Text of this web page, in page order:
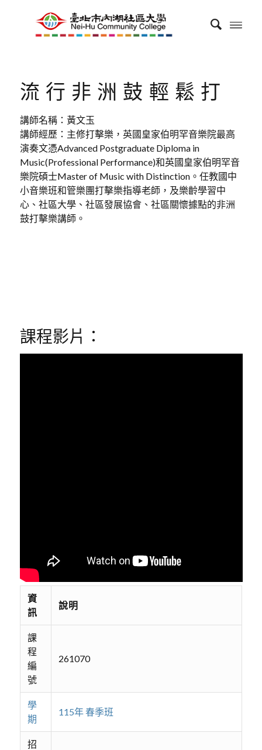
流行非洲鼓輕鬆打
講師名稱：黃文玉
講師經歷：主修打擊樂，英國皇家伯明罕音樂院最高
演奏文憑Advanced Postgraduate Diploma in
Music(Professional Performance)和英國皇家伯明罕音
樂院碩士Master of Music with Distinction。任教國中
小音樂班和管樂團打擊樂指導老師，及樂齡學習中
心、社區大學、社區發展協會、社區關懷據點的非洲
鼓打擊樂講師。
課程影片：
資
訊
說明
課
程
編
號
261070
學
期
115年 春季班
招